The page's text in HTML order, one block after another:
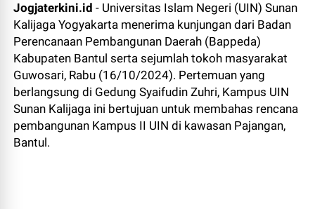
Jogjaterkini.id- Universitas Islam Negeri (UIN) Sunan
Kalijaga Yogyakarta menerima kunjungan dari Badan
Perencanaan Pembangunan Daerah (Bappeda)
Kabupaten Bantul serta sejumlah tokoh masyarakat
Guwosari, Rabu (16/10/2024). Pertemuan yang
berlangsung di Gedung Syaifudin Zuhri, Kampus UIN
Sunan Kalijaga ini bertujuan untuk membahas rencana
pembangunan Kampus II UIN di kawasan Pajangan,
Bantul.